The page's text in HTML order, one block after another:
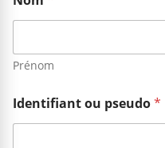
Prénom
Identifiant ou pseudo*